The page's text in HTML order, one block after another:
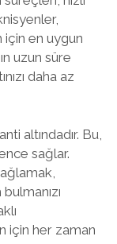
için en uygun
uzun süre
daha az
altındadır. Bu,
sağlar.
için her zaman